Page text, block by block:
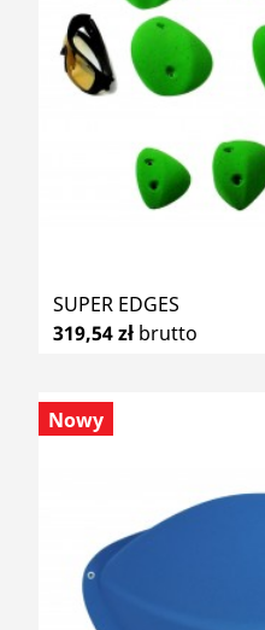
SUPER EDGES
319,54 zł brutto
Nowy